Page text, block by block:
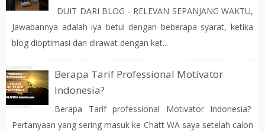
DUIT DARI BLOG - RELEVAN SEPANJANG WAKTU,
Jawabannya adalah iya betul dengan beberapa syarat, ketika
blog dioptimasi dan dirawat dengan ket...
Berapa Tarif Professional Motivator
Indonesia?
Berapa Tarif professional Motivator Indonesia?
Pertanyaan yang sering masuk ke Chatt WA saya setelah calon